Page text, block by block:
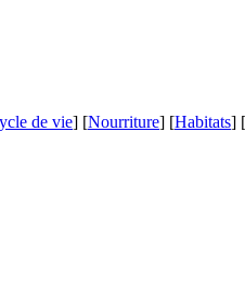
de vie] [Nourriture] [Habitats] [